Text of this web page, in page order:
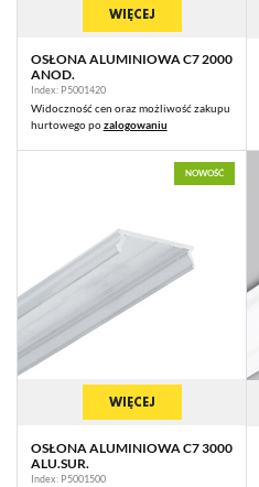
WIĘCEJ
OSŁONA ALUMINIOWA C7 2000
ANOD.
Index: P5001420
Widoczność cen oraz możliwość zakupu
hurtowego pozalogowaniu
NOWOŚĆ
WIĘCEJ
OSŁONA ALUMINIOWA C7 3000
ALU.SUR.
Index: P5001500